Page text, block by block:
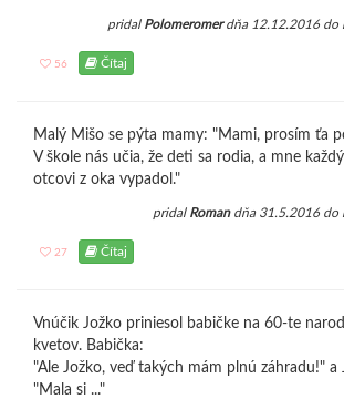
pridal Polomeromerdňa 12.12.2016 do
56 Čítaj
Malý Mišo se pýta mamy: "Mami, prosím ťa
V škole nás učia, že deti sa rodia, a mne
otcovi z oka vypadol."
pridal Romandňa 31.5.2016 do
27 Čítaj
Vnúčik Jožko priniesol babičke na 60-te
kvetov. Babička:
"Ale Jožko, veď takých mám plnú záhradu!" a
"Mala si ..."